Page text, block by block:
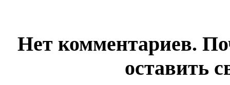
Нет комментариев.
оставить